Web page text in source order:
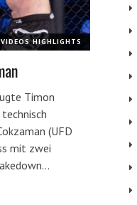
VIDEOS HIGHLIGHTS
Timon
(UFD
mit zwei